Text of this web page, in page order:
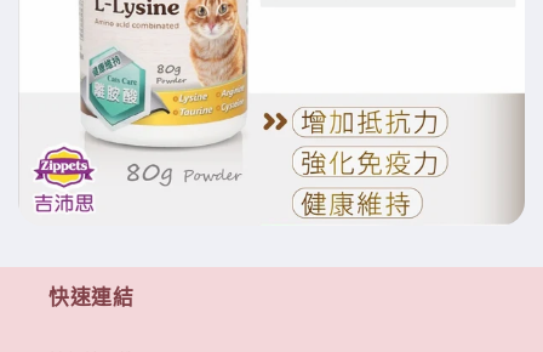
快速連結